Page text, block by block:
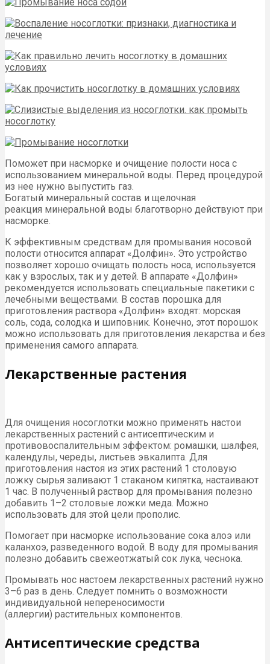
Поможет при насморке и очищение полости носа с
использованием минеральной воды. Перед процедурой
из нее нужно выпустить газ.
Богатый минеральный состав и щелочная
реакция минеральной воды благотворно действуют при
насморке.
К эффективным средствам для промывания носовой
полости относится аппарат «Долфин». Это устройство
позволяет хорошо очищать полость носа, используется
как у взрослых, так и у детей. В аппарате «Долфин»
рекомендуется использовать специальные пакетики с
лечебными веществами. В состав порошка для
приготовления раствора «Долфин» входят: морская
соль, сода, солодка и шиповник. Конечно, этот порошок
можно использовать для приготовления лекарства и без
применения самого аппарата.
Лекарственные растения
Для очищения носоглотки можно применять настои
лекарственных растений с антисептическим и
противовоспалительным эффектом: ромашки, шалфея,
календулы, череды, листьев эвкалипта. Для
приготовления настоя из этих растений 1 столовую
ложку сырья заливают 1 стаканом кипятка, настаивают
1 час. В полученный раствор для промывания полезно
добавить 1–2 столовые ложки меда. Можно
использовать для этой цели прополис.
Помогает при насморке использование сока алоэ или
каланхоэ, разведенного водой. В воду для промывания
полезно добавить свежеотжатый сок лука, чеснока.
Промывать нос настоем лекарственных растений нужно
3–6 раз в день. Следует помнить о возможности
индивидуальной непереносимости
(аллергии) растительных компонентов.
Антисептические средства